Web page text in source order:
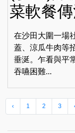
菜軟餐
在沙田大圍一場
蓋、涼瓜牛肉等
垂涎。乍看與平
吞嚥困難...
‹ 1 2 3